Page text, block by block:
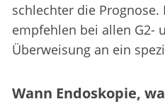
schlechter die Prognose.
empfehlen bei allen G2-
Überweisung an ein
Wann Endoskopie,